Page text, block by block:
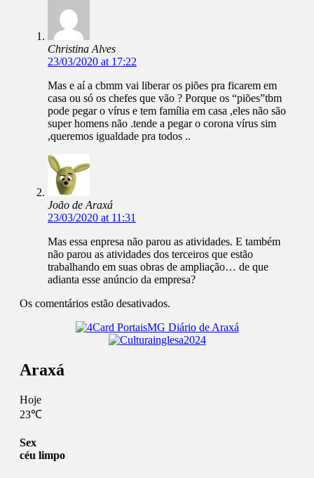
Christina Alves
23/03/2020 at 17:22
Mas e aí a cbmm vai liberar os piões pra ficarem em
casa ou só os chefes que vão ? Porque os “piões”tbm
pode pegar o vírus e tem família em casa ,eles não são
super homens não .tende a pegar o corona vírus sim
,queremos igualdade pra todos ..
João de Araxá
23/03/2020 at 11:31
Mas essa enpresa não parou as atividades. E também
não parou as atividades dos terceiros que estão
trabalhando em suas obras de ampliação… de que
adianta esse anúncio da empresa?
Os comentários estão desativados.
Araxá
Hoje
23℃
Sex
céu limpo